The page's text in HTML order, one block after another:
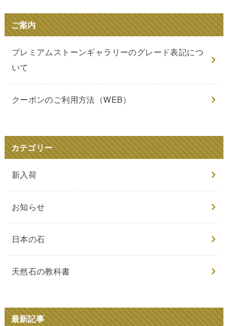
ご案内
プレミアムストーンギャラリーのグレード表記につ
いて
クーポンのご利用方法（WEB）
カテゴリー
新入荷
お知らせ
日本の石
天然石の教科書
最新記事